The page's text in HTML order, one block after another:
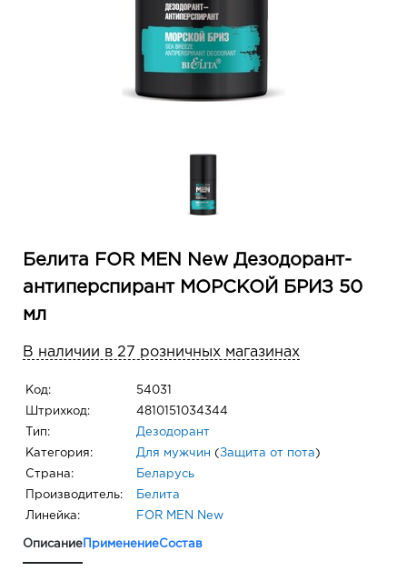
Белита FOR MEN New Дезодорант-
антиперспирант МОРСКОЙ БРИЗ 50
мл
В наличии в 27 розничных магазинах
Код: 54031
Штрихкод: 4810151034344
Тип: Дезодорант
Категория: Для мужчин ( Защита от пота )
Страна: Беларусь
Производитель: Белита
Линейка: FOR MEN New
Описание ПрименениеСостав